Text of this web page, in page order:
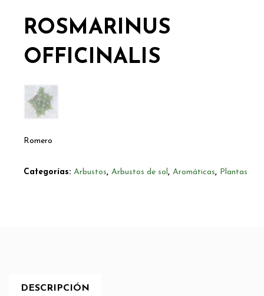
ROSMARINUS
OFFICINALIS
Romero
Categorías: Arbustos, Arbustos de sol , Aromáticas, Plantas
DESCRIPCIÓN